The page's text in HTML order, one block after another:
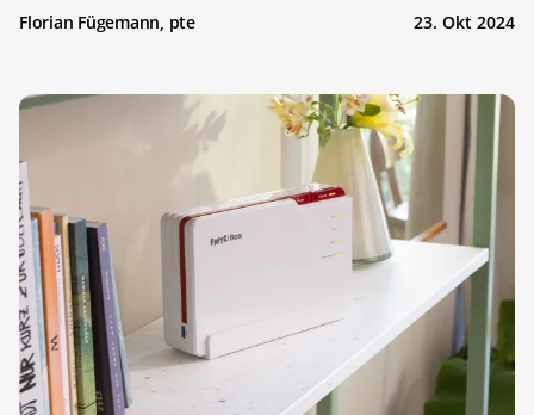
Florian Fügemann, pte 23. Okt 2024